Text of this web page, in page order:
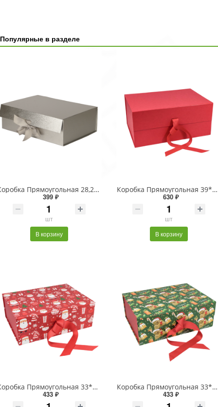
Популярные в разделе
Коробка Прямоугольная 28,2*20*9,2 складная на магнитах "Люкс" Серебряный 1/48
399 ₽
шт
В корзину
Коробка Прямоугольная 39*28*17,8 складная на магнитах "Люкс" Красный 1/24
630 ₽
шт
В корзину
Коробка Прямоугольная 33*25*12 складная на магнитах "Новый год"-3023 1/32
433 ₽
Коробка Прямоугольная 33*25*12 складная на магнитах "Новый год"-3086 1/32
433 ₽